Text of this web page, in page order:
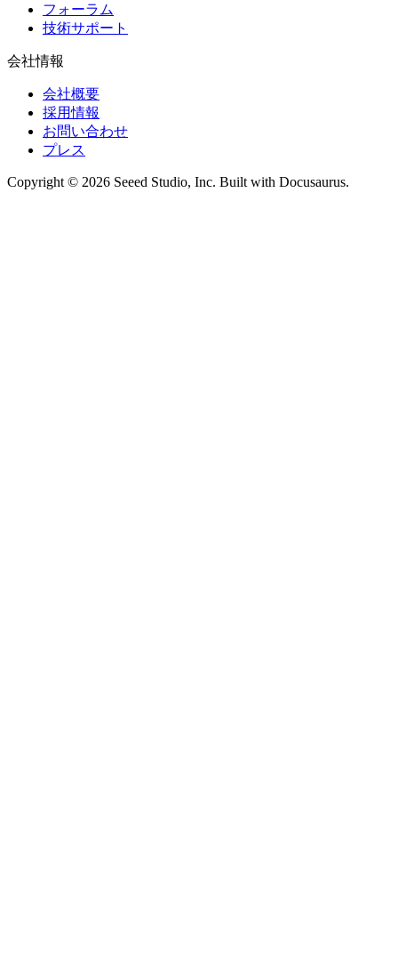
フォーラム
技術サポート
会社情報
会社概要
採用情報
お問い合わせ
プレス
Copyright © 2026 Seeed Studio, Inc. Built with Docusaurus.